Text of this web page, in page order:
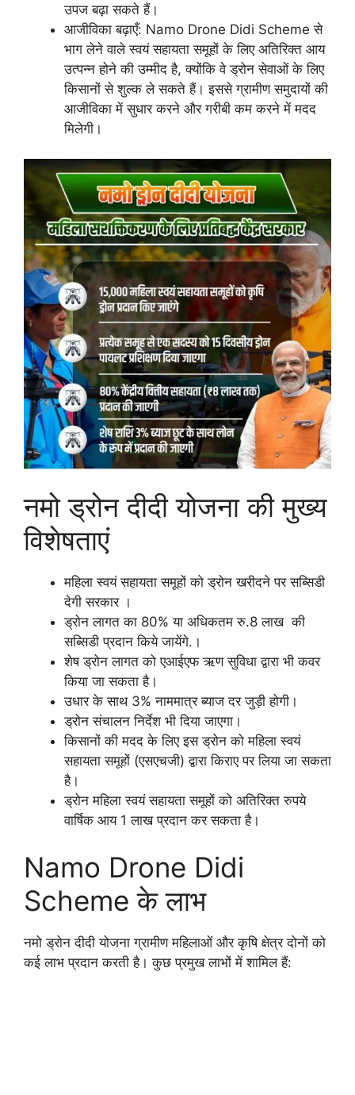
उपज बढ़ा सकते हैं।
आजीविका बढ़ाएँ: Namo Drone Didi Scheme से
भाग लेने वाले स्वयं सहायता समूहों के लिए अतिरिक्त आय
उत्पन्न होने की उम्मीद है, क्योंकि वे ड्रोन सेवाओं के लिए
किसानों से शुल्क ले सकते हैं। इससे ग्रामीण समुदायों की
आजीविका में सुधार करने और गरीबी कम करने में मदद
मिलेगी।
नमो ड्रोन दीदी योजना की मुख्य
विशेषताएं
महिला स्वयं सहायता समूहों को ड्रोन खरीदने पर सब्सिडी
देगी सरकार ।
ड्रोन लागत का 80% या अधिकतम रु.8 लाख की
सब्सिडी प्रदान किये जायेंगे.।
शेष ड्रोन लागत को एआईएफ ऋण सुविधा द्वारा भी कवर
किया जा सकता है।
उधार के साथ 3% नाममात्र ब्याज दर जुड़ी होगी।
ड्रोन संचालन निर्देश भी दिया जाएगा।
किसानों की मदद के लिए इस ड्रोन को महिला स्वयं
सहायता समूहों (एसएचजी) द्वारा किराए पर लिया जा सकता
है।
ड्रोन महिला स्वयं सहायता समूहों को अतिरिक्त रुपये
वार्षिक आय 1 लाख प्रदान कर सकता है।
Namo Drone Didi
Scheme के लाभ
नमो ड्रोन दीदी योजना ग्रामीण महिलाओं और कृषि क्षेत्र दोनों को
कई लाभ प्रदान करती है। कुछ प्रमुख लाभों में शामिल हैं: